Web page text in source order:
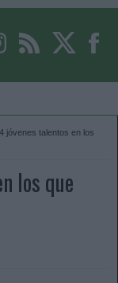
jóvenes talentos en los
los que